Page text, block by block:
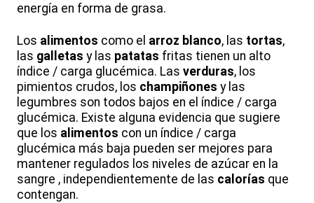
energía en forma de grasa.
Los alimentos como el arroz blanco, las tortas,
las galletas y las patatas fritas tienen un alto
índice / carga glucémica. Las verduras, los
pimientos crudos, los champiñones y las
legumbres son todos bajos en el índice / carga
glucémica. Existe alguna evidencia que sugiere
que los alimentos con un índice / carga
glucémica más baja pueden ser mejores para
mantener regulados los niveles de azúcar en la
sangre , independientemente de las calorías que
contengan.